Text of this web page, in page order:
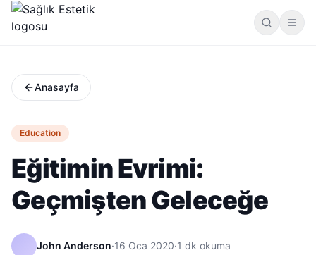
Anasayfa
Education
Eğitimin Evrimi:
Geçmişten Geleceğe
John Anderson·16 Oca 2020·1 dk okuma